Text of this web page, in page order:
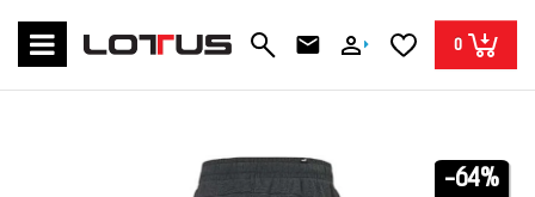
0
-64%